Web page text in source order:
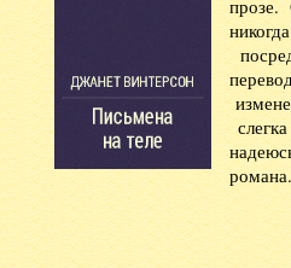
прозе.